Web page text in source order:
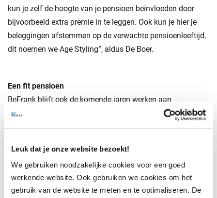
Leuk dat je onze website bezoekt!
We gebruiken noodzakelijke cookies voor een goed
werkende website. Ook gebruiken we cookies om het
gebruik van de website te meten en te optimaliseren. De
kun je zelf de hoogte van je pensioen beïnvloeden door
bijvoorbeeld extra premie in te leggen. Ook kun je hier je
beleggingen afstemmen op de verwachte pensioenleeftijd,
dit noemen we Age Styling”, aldus De Boer.
Een fit pensioen
BeFrank blijft ook de komende jaren werken aan
vernieuwingen in de pensioensector. “We gaan steeds meer
naar een individueel stelsel waarbij mensen zelf hun
oplossingen en een goed pensioenbewustzijn bij. Daar
blijven we ons voor inzetten”, aldus De Boer. Het delen van
kennis is onderdeel van die strategie. Daarom organiseert
BeFrank op dinsdag 11 oktober een pensioenevent voor